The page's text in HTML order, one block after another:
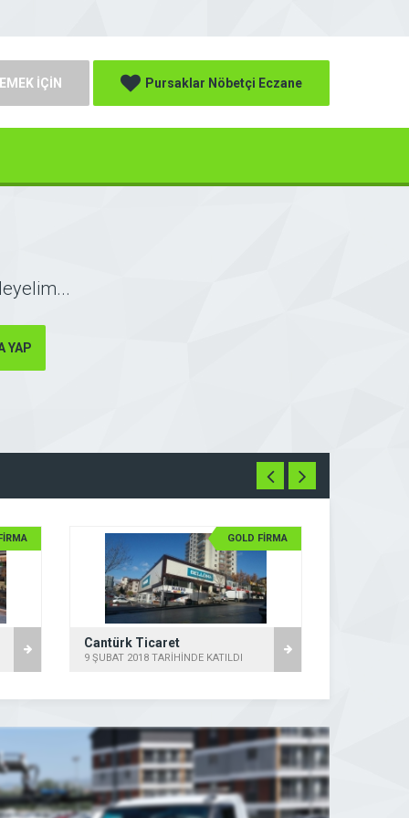
İÇİN Pursaklar Nöbetçi Eczane
YAP
GOLD FİRMA
Cantürk Ticaret
9 ŞUBAT 2018 TARİHİNDE KATILDI